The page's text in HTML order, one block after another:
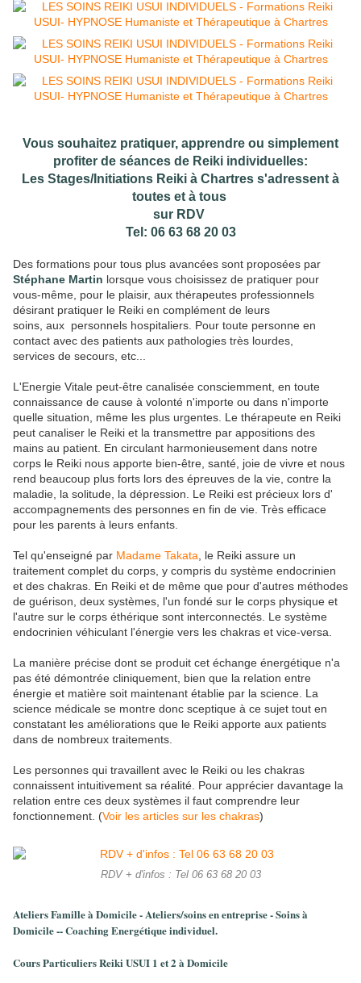
Vous souhaitez pratiquer, apprendre ou simplement
profiter de séances de Reiki individuelles:
Les Stages/Initiations Reiki à Chartres s'adressent à
toutes et à tous
sur RDV
Tel: 06 63 68 20 03
Des formations pour tous plus avancées sont proposées par
Stéphane Martin lorsque vous choisissez de pratiquer pour
vous-même, pour le plaisir, aux thérapeutes professionnels
désirant pratiquer le Reiki en complément de leurs
soins, aux personnels hospitaliers. Pour toute personne en
contact avec des patients aux pathologies très lourdes,
services de secours, etc...
L'Energie Vitale peut-être canalisée consciemment, en toute
connaissance de cause à volonté n'importe ou dans n'importe
quelle situation, même les plus urgentes. Le thérapeute en Reiki
peut canaliser le Reiki et la transmettre par appositions des
mains au patient. En circulant harmonieusement dans notre
corps le Reiki nous apporte bien-être, santé, joie de vivre et nous
rend beaucoup plus forts lors des épreuves de la vie, contre la
maladie, la solitude, la dépression. Le Reiki est précieux lors d'
accompagnements des personnes en fin de vie. Très efficace
pour les parents à leurs enfants.
Tel qu'enseigné par Madame Takata , le Reiki assure un
traitement complet du corps, y compris du système endocrinien
et des chakras. En Reiki et de même que pour d'autres méthodes
de guérison, deux systèmes, l'un fondé sur le corps physique et
l'autre sur le corps éthérique sont interconnectés. Le système
endocrinien véhiculant l'énergie vers les chakras et vice-versa.
La manière précise dont se produit cet échange énergétique n'a
pas été démontrée cliniquement, bien que la relation entre
énergie et matière soit maintenant établie par la science. La
science médicale se montre donc sceptique à ce sujet tout en
constatant les améliorations que le Reiki apporte aux patients
dans de nombreux traitements.
Les personnes qui travaillent avec le Reiki ou les chakras
connaissent intuitivement sa réalité. Pour apprécier davantage la
relation entre ces deux systèmes il faut comprendre leur
fonctionnement. (Voir les articles sur les chakras)
RDV + d'infos : Tel 06 63 68 20 03
Ateliers Famille à Domicile - Ateliers/soins en entreprise - Soins à
Domicile -- Coaching Energétique individuel.
Cours Particuliers Reiki USUI 1 et 2 à Domicile